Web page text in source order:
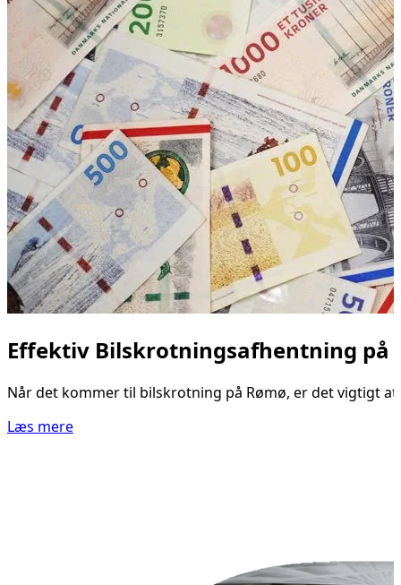
Effektiv Bilskrotningsafhentning på
Når det kommer til bilskrotning på Rømø, er det vigtigt
Læs mere